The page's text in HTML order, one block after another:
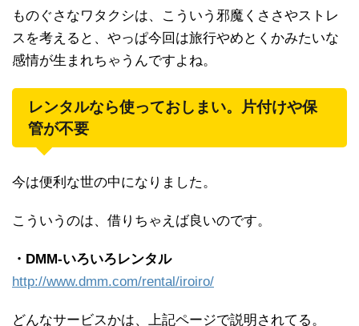
ものぐさなワタクシは、こういう邪魔くささやストレ
スを考えると、やっぱ今回は旅行やめとくかみたいな
感情が生まれちゃうんですよね。
レンタルなら使っておしまい。片付けや保
管が不要
今は便利な世の中になりました。
こういうのは、借りちゃえば良いのです。
・DMM-いろいろレンタル
http://www.dmm.com/rental/iroiro/
どんなサービスかは、上記ページで説明されてる。